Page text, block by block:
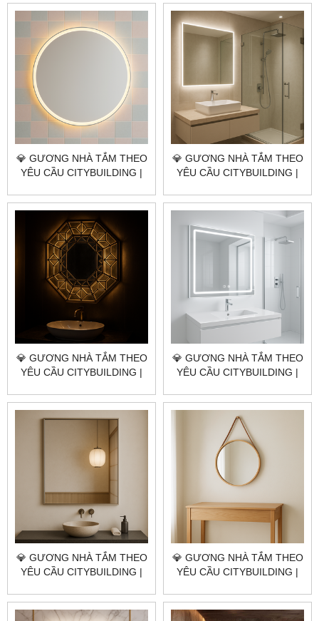
QUẬN 1 TP.HCM
💎 GƯƠNG NHÀ TẮM THEO
YÊU CẦU CITYBUILDING |
GIÁ GƯƠNG NHÀ TẮM ĐẶC
KHU CÔN ĐẢO TP.HCM
💎 GƯƠNG NHÀ TẮM THEO
YÊU CẦU CITYBUILDING |
GIÁ GƯƠNG NHÀ TẮM XÃ
PHƯỚC HẢI TP.HCM
💎 GƯƠNG NHÀ TẮM THEO
YÊU CẦU CITYBUILDING |
GIÁ GƯƠNG NHÀ TẮM XÃ
💎 GƯƠNG NHÀ TẮM THEO
YÊU CẦU CITYBUILDING |
GIÁ GƯƠNG NHÀ TẮM XÃ
LONG HẢI TP.HCM
💎 GƯƠNG NHÀ TẮM THEO
YÊU CẦU CITYBUILDING |
GIÁ GƯƠNG NHÀ TẮM XÃ
ĐẤT ĐỎ TP.HCM
💎 GƯƠNG NHÀ TẮM THEO
YÊU CẦU CITYBUILDING |
GIÁ GƯƠNG NHÀ TẮM XÃ
BÌNH CHÂU TP.HCM